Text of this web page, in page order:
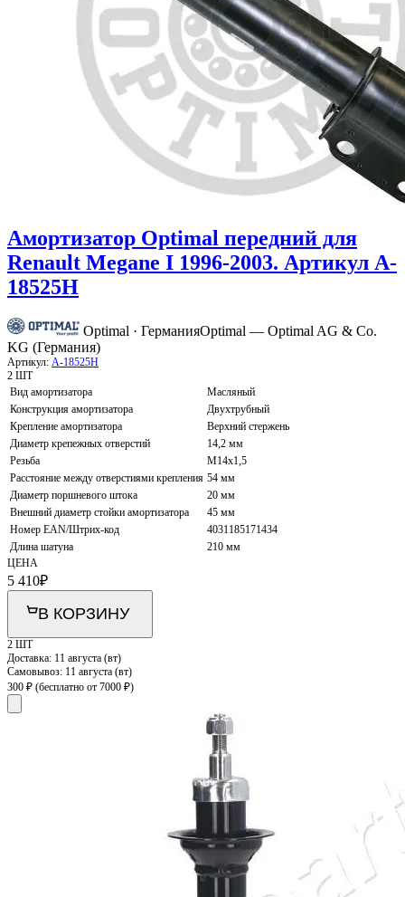
Амортизатор Optimal передний для
Renault Megane I 1996-2003. Артикул A-
18525H
Optimal · ГерманияOptimal — Optimal AG & Co.
KG (Германия)
Артикул: A-18525H
2 ШТ
Вид амортизатора
Масляный
Конструкция амортизатора
Двухтрубный
Крепление амортизатора
Верхний стержень
Диаметр крепежных отверстий
14,2 мм
Резьба
M14x1,5
Расстояние между отверстиями крепления 54 мм
Диаметр поршневого штока
20 мм
Внешний диаметр стойки амортизатора
45 мм
Номер EAN/Штрих-код
4031185171434
Длина шатуна
210 мм
ЦЕНА
5 410₽
В КОРЗИНУ
2 ШТ
Доставка: 11 августа (вт)
Самовывоз: 11 августа (вт)
300 ₽ (бесплатно от 7000 ₽)